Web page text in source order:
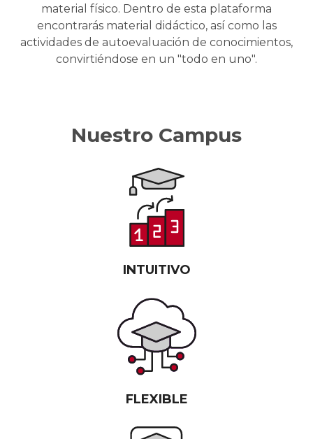
material físico. Dentro de esta plataforma
encontrarás material didáctico, así como las
actividades de autoevaluación de conocimientos,
convirtiéndose en un "todo en uno".
Nuestro Campus
INTUITIVO
FLEXIBLE